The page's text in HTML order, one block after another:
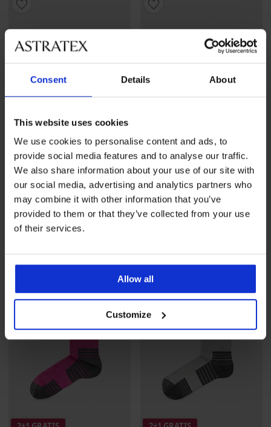
Consent Details About
This website uses cookies
We use cookies to personalise content and ads, to
provide social media features and to analyse our traffic.
We also share information about your use of our site with
our social media, advertising and analytics partners who
may combine it with other information that you’ve
provided to them or that they’ve collected from your use
of their services.
Allow all
Customize
2+1 GRATIS
-25 % ALL25
Bambus-Sportsocken Belkin
knöchelhoch
8,89 €Aktion 2+1 GRATIS
2+1 GRATIS
-25 % ALL25
Bambus-Sportsocken Belkin
knöchelhoch